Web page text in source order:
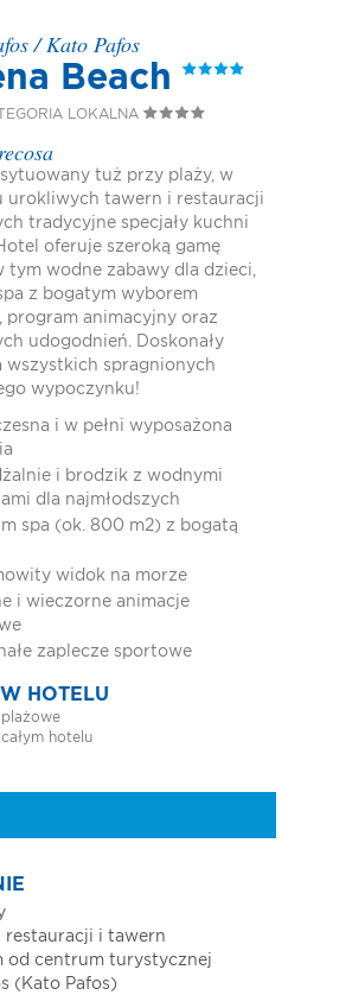
/Kato Pafos
Beach
LOKALNA
tuż przy plaży, w
urokliwych tawern i restauracji
tradycyjne specjały kuchni
oferuje szeroką gamę
tym wodne zabawy dla dzieci,
z bogatym wyborem
program animacyjny oraz
udogodnień. Doskonały
wszystkich spragnionych
wypoczynku!
i w pełni wyposażona
i brodzik z wodnymi
dla najmłodszych
spa (ok. 800 m2) z bogatą
widok na morze
i wieczorne animacje
zaplecze sportowe
HOTELU
hotelu
restauracji i tawern
od centrum turystycznej
(Kato Pafos)